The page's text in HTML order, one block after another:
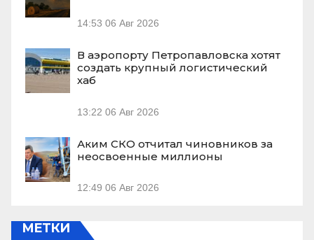
14:53 06 Авг 2026
В аэропорту Петропавловска хотят
создать крупный логистический
хаб
13:22 06 Авг 2026
Аким СКО отчитал чиновников за
неосвоенные миллионы
12:49 06 Авг 2026
МЕТКИ